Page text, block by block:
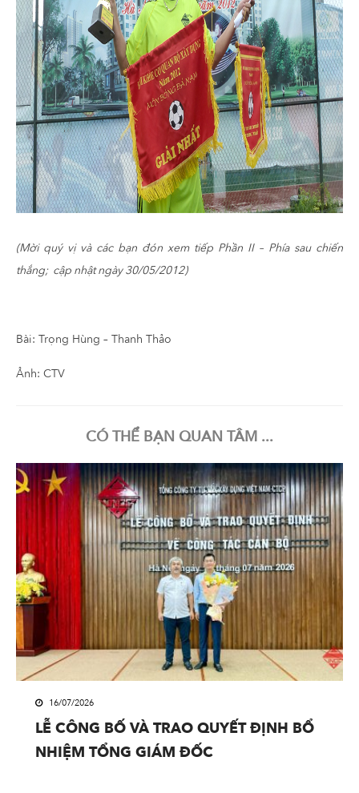
(Mời quý vị và các bạn đón xem tiếp Phần II – Phía sau chiến
thắng; cập nhật ngày 30/05/2012)
Bài: Trọng Hùng – Thanh Thảo
Ảnh: CTV
CÓ THỂ BẠN QUAN TÂM ...
16/07/2026
LỄ CÔNG BỐ VÀ TRAO QUYẾT ĐỊNH BỔ
NHIỆM TỔNG GIÁM ĐỐC